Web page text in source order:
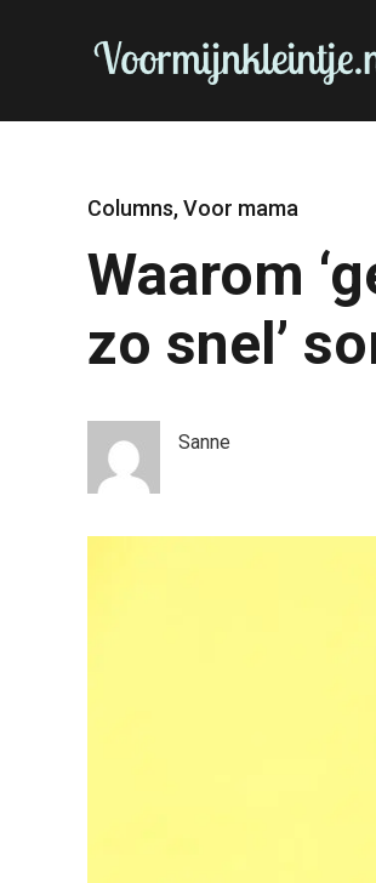
Columns,Voor mama
Waarom
zo snel’
Sanne